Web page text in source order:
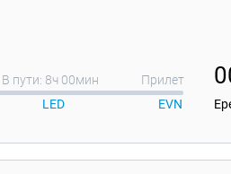
Прилет
EVN
В пути: 8ч 00мин
LED